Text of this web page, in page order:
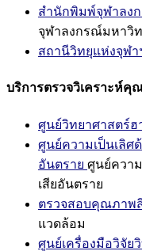
สำนักพิมพ์จุฬาลง
จุฬาลงกรณ์มหาวิ
สถานีวิทยุแห่งจุฬา
บริการตรวจวิเคราะห์คุ
ศูนย์วิทยาศาสตร์ฮ
ศูนย์ความเป็นเลิศ
อันตราย ศูนย์ควา
เสียอันตราย
ตรวจสอบคุณภาพ
แวดล้อม
ศูนย์เครื่องมือวิจัย